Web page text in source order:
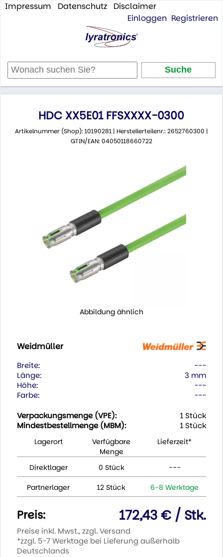
Impressum Datenschutz
Disclaimer
Einloggen Registrieren
HDC XX5E01 FFSXXXX-0300
Artikelnummer (Shop): 10190281 | Herstellerteilenr.: 2652760300 |
GTIN/EAN: 04050118660722
Abbildung ähnlich
Weidmüller
Breite:
---
Länge:
3 mm
Höhe:
---
Farbe:
---
Verpackungsmenge (VPE):
1 Stück
Mindestbestellmenge (MBM):
1 Stück
Lagerort
Verfügbare
Menge
Lieferzeit*
Direktlager 0 Stück ---
Partnerlager 12 Stück 6-8 Werktage
Preis: 172,43 € / Stk.
Preise inkl. Mwst., zzgl. Versand
*zzgl. 5-7 Werktage bei Lieferung außerhalb
Deutschlands